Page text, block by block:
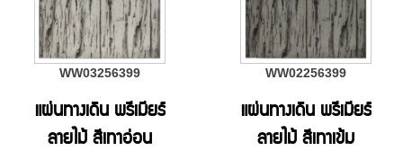
WW03256399
แผ่นทางเดิน พรีเมียร์
ลายไม้ สีเทาอ่อน
WW02256399
แผ่นทางเดิน พรีเมียร์
ลายไม้ สีเทาเข้ม